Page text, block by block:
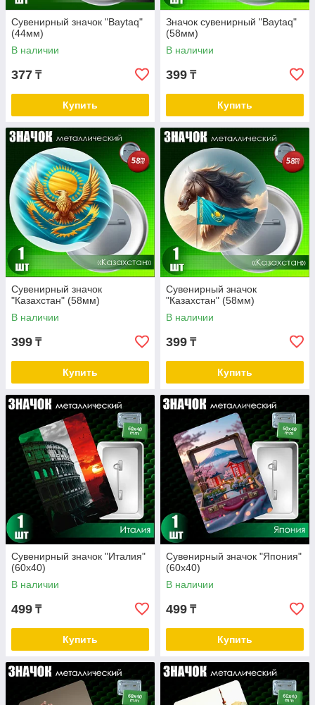
Сувенирный значок "Baytaq"
(44мм)
В наличии
377 ₸
Купить
Значок сувенирный "Baytaq"
(58мм)
В наличии
399 ₸
Купить
Сувенирный значок
"Казахстан" (58мм)
В наличии
399 ₸
Купить
Сувенирный значок
"Казахстан" (58мм)
В наличии
399 ₸
Купить
Сувенирный значок "Италия"
(60х40)
В наличии
499 ₸
Купить
Сувенирный значок "Япония"
(60х40)
В наличии
499 ₸
Купить